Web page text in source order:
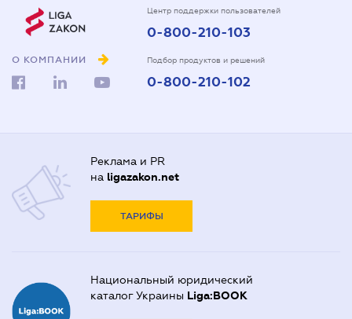
О КОМПАНИИ
Центр поддержки пользователей
0-800-210-103
Подбор продуктов и решений
0-800-210-102
Реклама и PR
на ligazakon.net
ТАРИФЫ
Национальный юридический
каталог Украины Liga:BOOK